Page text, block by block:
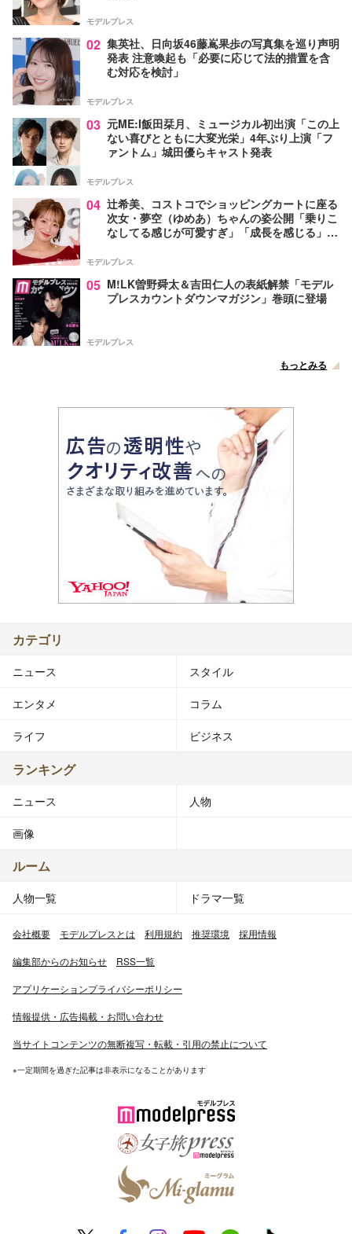
モデルプレス
02 集英社、日向坂46藤嶌果歩の写真集を巡り声明
発表 注意喚起も「必要に応じて法的措置を含
む対応を検討」
モデルプレス
03 元ME:I飯田栞月、ミュージカル初出演「この上
ない喜びとともに大変光栄」4年ぶり上演「フ
ァントム」城田優らキャスト発表
モデルプレス
04 辻希美、コストコでショッピングカートに座る
次女・夢空（ゆめあ）ちゃんの姿公開「乗りこ
なしてる感じが可愛すぎ」「成長を感じる」の
モデルプレス
05 M!LK曽野舜太＆吉田仁人の表紙解禁「モデル
プレスカウントダウンマガジン」巻頭に登場
モデルプレス
もっとみる
カテゴリ
ニュース スタイル
エンタメ コラム
ライフ ビジネス
ランキング
ニュース 人物
画像
ルーム
人物一覧 ドラマ一覧
会社概要 モデルプレスとは 利用規約 推奨環境 採用情報
編集部からのお知らせ RSS一覧
アプリケーションプライバシーポリシー
情報提供・広告掲載・お問い合わせ
当サイトコンテンツの無断複写・転載・引用の禁止について
※一定期間を過ぎた記事は非表示になることがあります